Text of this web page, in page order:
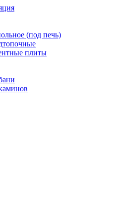
(под печь)
плиты